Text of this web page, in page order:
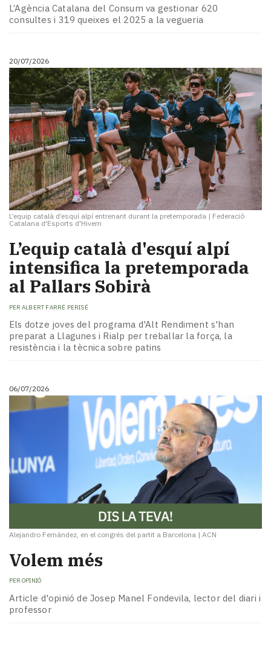
L’Agència Catalana del Consum va gestionar 620
consultes i 319 queixes el 2025 a la vegueria
20/07/2026
L’equip català d’esquí alpí entrenant durant la pretemporada | Federació
Catalana d'Esports d'Hivern
L’equip català d'esquí alpí
intensifica la pretemporada
al Pallars Sobirà
PER ALBERT FARRÉ PERISÉ
Els dotze joves del programa d'Alt Rendiment s'han
preparat a Llagunes i Rialp per treballar la força, la
resistència i la tècnica sobre patins
06/07/2026
Alejandro Fernández, en el congrés del partit a Barcelona | ACN
Volem més
PER OPINIÓ
Article d'opinió de Josep Manel Fondevila, lector del diari i
professor